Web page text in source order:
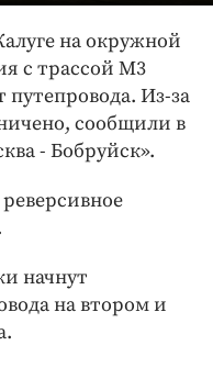
на окружной
с трассой М3
путепровода. Из-за
сообщили в
- Бобруйск».
начнут
на втором и